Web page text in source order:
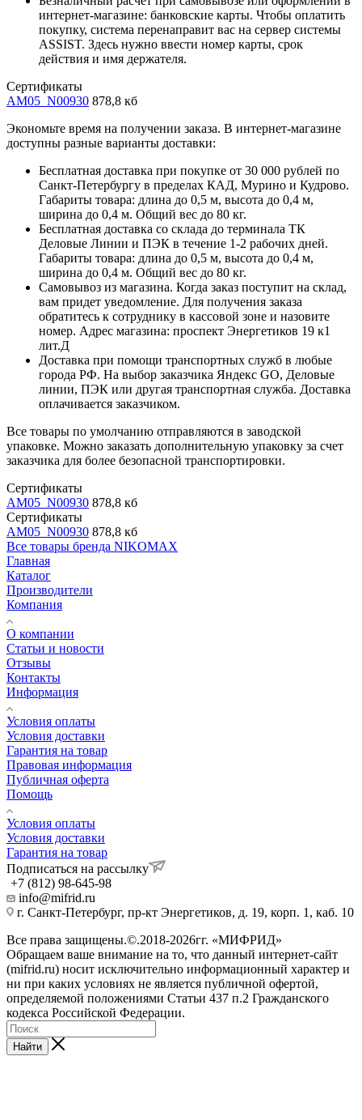
интернет-магазине: банковские карты. Чтобы оплатить
покупку, система перенаправит вас на сервер системы
ASSIST. Здесь нужно ввести номер карты, срок
действия и имя держателя.
Сертификаты
AM05_N00930 878,8 кб
Экономьте время на получении заказа. В интернет-магазине
доступны разные варианты доставки:
Бесплатная доставка при покупке от 30 000 рублей по
Санкт-Петербургу в пределах КАД, Мурино и Кудрово.
Габариты товара: длина до 0,5 м, высота до 0,4 м,
ширина до 0,4 м. Общий вес до 80 кг.
Бесплатная доставка со склада до терминала ТК
Деловые Линии и ПЭК в течение 1-2 рабочих дней.
Габариты товара: длина до 0,5 м, высота до 0,4 м,
ширина до 0,4 м. Общий вес до 80 кг.
Самовывоз из магазина. Когда заказ поступит на склад,
вам придет уведомление. Для получения заказа
обратитесь к сотруднику в кассовой зоне и назовите
номер. Адрес магазина: проспект Энергетиков 19 к1
лит.Д
Доставка при помощи транспортных служб в любые
города РФ. На выбор заказчика Яндекс GO, Деловые
линии, ПЭК или другая транспортная служба. Доставка
оплачивается заказчиком.
Все товары по умолчанию отправляются в заводской
упаковке. Можно заказать дополнительную упаковку за счет
заказчика для более безопасной транспортировки.
Сертификаты
AM05_N00930 878,8 кб
Сертификаты
AM05_N00930 878,8 кб
Все товары бренда NIKOMAX
Главная
Каталог
Производители
Компания
О компании
Статьи и новости
Отзывы
Контакты
Информация
Условия оплаты
Условия доставки
Гарантия на товар
Правовая информация
Публичная оферта
Помощь
Условия оплаты
Условия доставки
Гарантия на товар
Подписаться на рассылку
+7 (812) 98-645-98
info@mifrid.ru
г. Санкт-Петербург, пр-кт Энергетиков, д. 19, корп. 1, каб. 10
Все права защищены.©.2018-2026гг. «МИФРИД»
Обращаем ваше внимание на то, что данный интернет-сайт
(mifrid.ru) носит исключительно информационный характер и
ни при каких условиях не является публичной офертой,
определяемой положениями Статьи 437 п.2 Гражданского
кодекса Российской Федерации.
Найти